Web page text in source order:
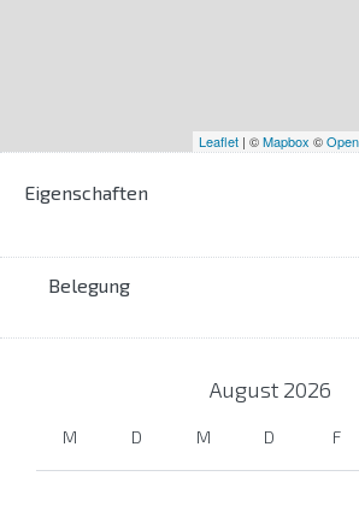
Leaflet | ©Mapbox ©
Eigenschaften
Belegung
August 2026
M D M D F